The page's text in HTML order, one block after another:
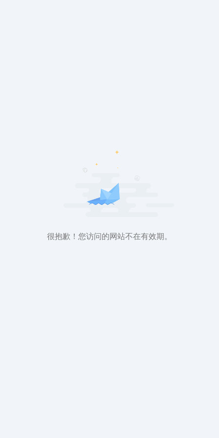
很抱歉！您访问的网站不在有效期。